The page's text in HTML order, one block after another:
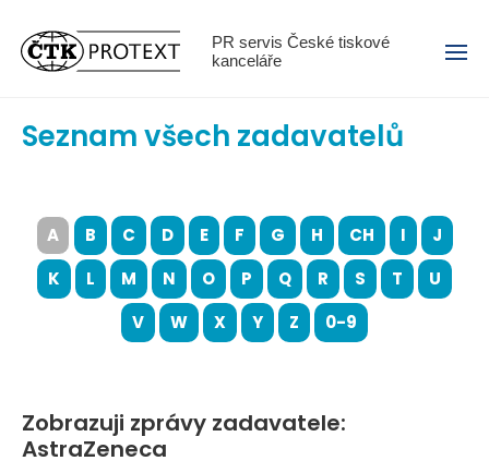
PR servis České tiskové
kanceláře
Menu
Seznam všech zadavatelů
A B C D E F G H CH I
J
K
L M N O P Q R S T
U
V
W X Y Z 0-9
Zobrazuji zprávy zadavatele:
AstraZeneca